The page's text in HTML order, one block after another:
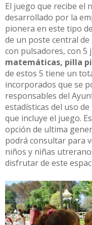
El juego que recibe el
desarrollado por la
pionera en este tipo
de un poste central
con pulsadores, con 5
matemáticas, pilla
de estos 5 tiene un
incorporados que se
responsables del
estadísticas del uso
que incluye el juego.
opción de ultima
podrá consultar para
niños y niñas
disfrutar de este